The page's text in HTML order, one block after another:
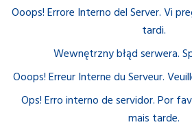
Ooops! Errore Interno del Server. Vi
tardi.
Wewnętrzny błąd serwera.
Ooops! Erreur Interne du Serveur.
Ops! Erro interno de servidor. Por
mais tarde.